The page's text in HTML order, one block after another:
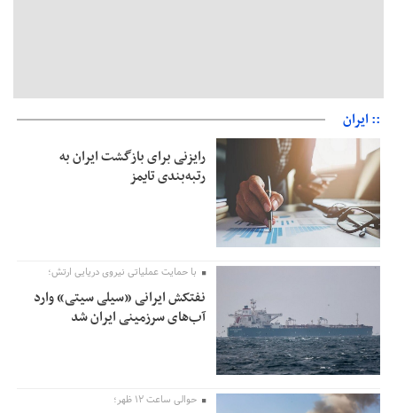
:: ایران
رایزنی برای بازگشت ایران به
رتبه‌بندی تایمز
با حمایت عملیاتی نیروی دریایی ارتش؛
نفتکش ایرانی «سیلی سیتی» وارد
آب‌های سرزمینی ایران شد
حوالی ساعت ۱۲ ظهر؛